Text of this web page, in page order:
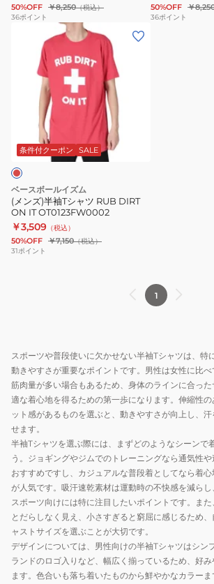
50%OFF ￥8,250（税込）
36ポイント
50%OFF ￥
36ポイント
ャ
ツ
RUB
DIRT
ON
IT
OT0123FW0002
条件付クーポン SALE
ベースボールイズム
(メンズ)半袖Tシャツ RUB DIRT
ON IT OT0123FW0002
￥3,509 （税込）
50%OFF ￥7,150（税込）
31ポイント
1
スポーツや普段使いに欠かせない半袖Tシャツは、特
動きやすさが重要なポイントです。男性は女性に比べ
筋肉量が多い場合もあるため、身体のラインに合っ
適な着心地を得るための第一歩になります。伸縮性
ット感があるものを選ぶと、動きやすさが向上し、
せます。
半袖Tシャツを選ぶ際には、まずどのようなシーンで
う。ジョギングやジムでのトレーニングなら通気性
おすすめですし、カジュアルな普段着としてなら着
が人気です。吸汗速乾素材は運動時の不快感を減らし
スポーツ向けには特に注目したいポイントです。ま
とだらしなく見え、小さすぎると窮屈に感じるため
ャストサイズを選ぶことが大切です。
デザインについては、男性向けの半袖Tシャツはシン
ランドのロゴ入りなど、幅広く揃っているため、好
ます。色合いも落ち着いたものから鮮やかなカラー